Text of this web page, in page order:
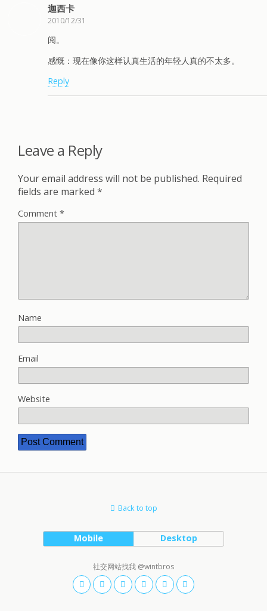
迦西卡
2010/12/31
阅。
感慨：现在像你这样认真生活的年轻人真的不太多。
Reply
Leave a Reply
Your email address will not be published. Required
fields are marked *
Comment *
Name
Email
Website
Back to top
Mobile Desktop
社交网站找我 @wintbros